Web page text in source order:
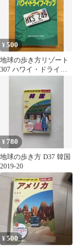
¥500
地球の歩き方リゾート
307 ハワイ・ドライ
¥ 780
地球の歩き方 D37 韓国
2019-20
¥500